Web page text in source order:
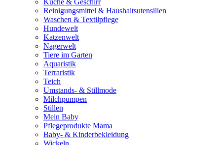
Küche & Geschirr
Reinigungsmittel & Haushaltsutensilien
Waschen & Textilpflege
Hundewelt
Katzenwelt
Nagerwelt
Tiere im Garten
Aquaristik
Terraristik
Teich
Umstands- & Stillmode
Milchpumpen
Stillen
Mein Baby
Pflegeprodukte Mama
Baby- & Kinderbekleidung
Wickeln